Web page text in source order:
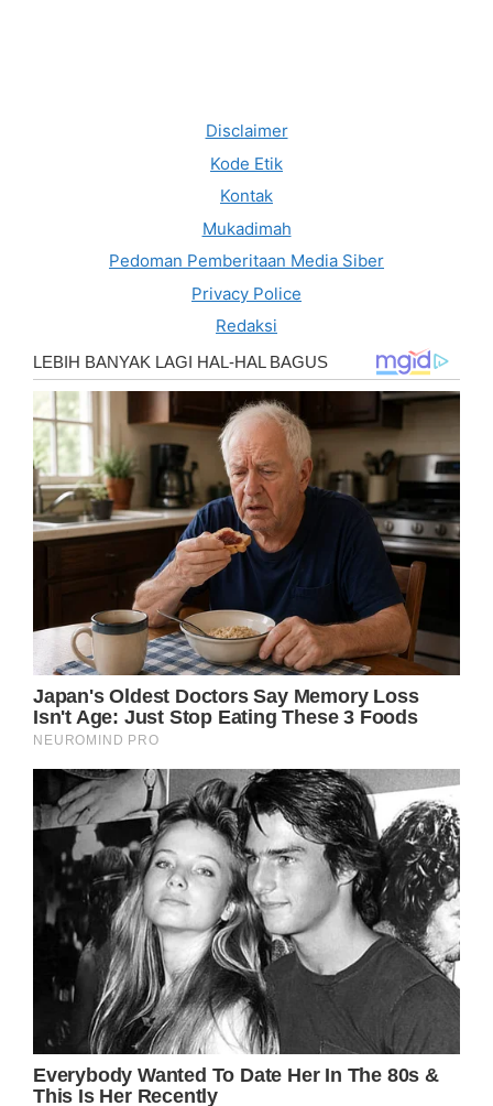
Disclaimer
Kode Etik
Kontak
Mukadimah
Pedoman Pemberitaan Media Siber
Privacy Police
Redaksi